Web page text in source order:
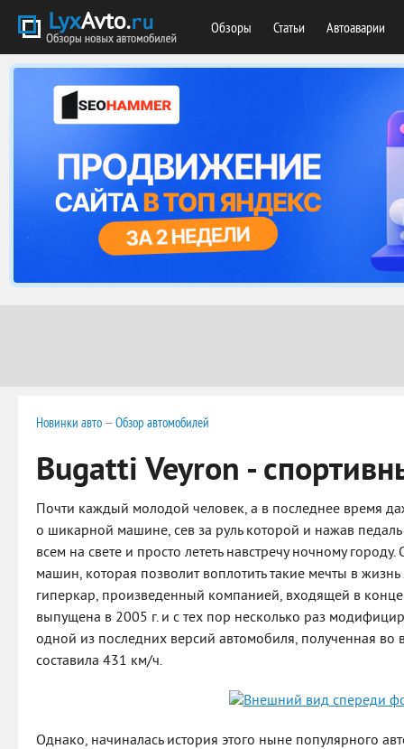
Обзоры Статьи Автоаварии
Новинки авто —Обзор автомобилей
Bugatti Veyron -
Почти каждый молодой человек, а в последнее время
о шикарной машине, сев за руль которой и нажав
всем на свете и просто лететь навстречу ночному
машин, которая позволит воплотить такие мечты в
гиперкар, произведенный компанией, входящей в
выпущена в 2005 г. и с тех пор несколько раз
одной из последних версий автомобиля, полученная во
составила 431 км/ч.
Однако, начиналась история этого ныне популярного